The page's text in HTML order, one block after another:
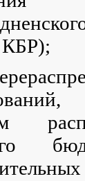
КБР);